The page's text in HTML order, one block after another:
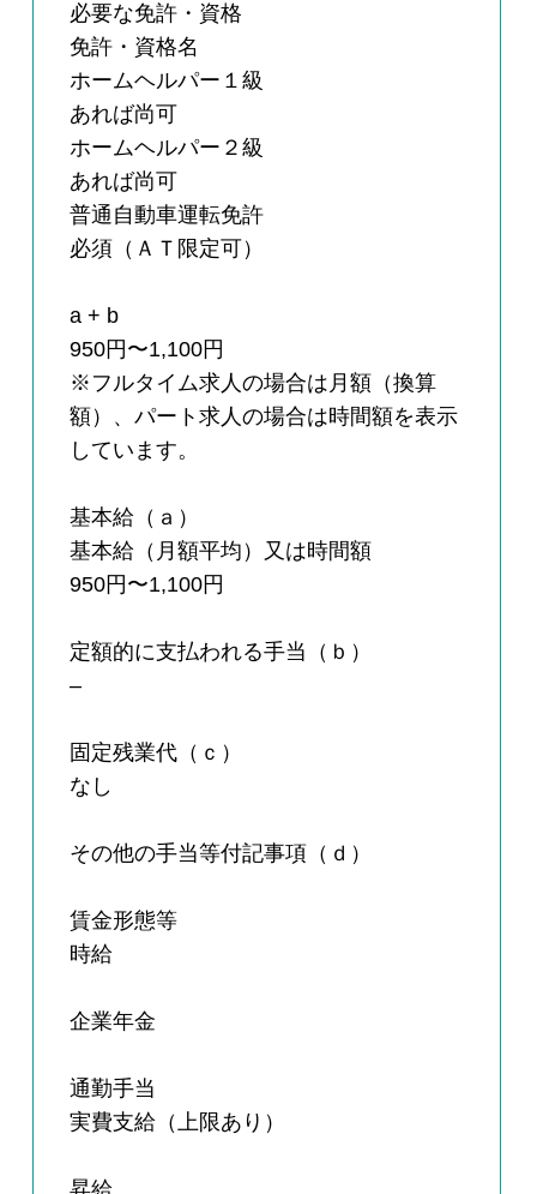
必要な免許・資格
免許・資格名
ホームヘルパー１級
あれば尚可
ホームヘルパー２級
あれば尚可
普通自動車運転免許
必須（ＡＴ限定可）
a + b
950円〜1,100円
※フルタイム求人の場合は月額（換算
額）、パート求人の場合は時間額を表示
しています。
基本給（ａ）
基本給（月額平均）又は時間額
950円〜1,100円
定額的に支払われる手当（ｂ）
–
固定残業代（ｃ）
なし
その他の手当等付記事項（ｄ）
賃金形態等
時給
企業年金
通勤手当
実費支給（上限あり）